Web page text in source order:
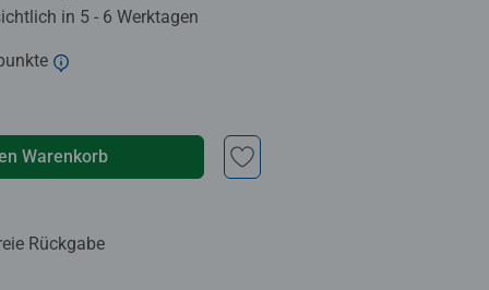
in 5 - 6 Werktagen
Warenkorb
Rückgabe